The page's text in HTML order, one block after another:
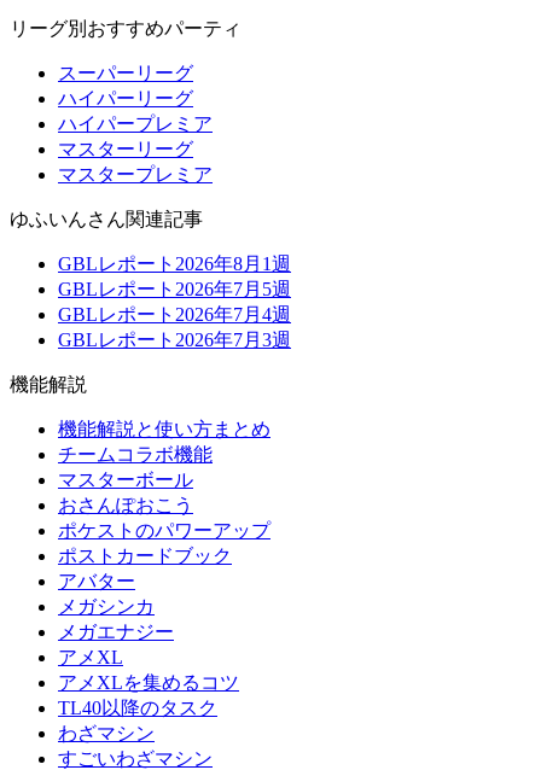
リーグ別おすすめパーティ
スーパーリーグ
ハイパーリーグ
ハイパープレミア
マスターリーグ
マスタープレミア
ゆふいんさん関連記事
GBLレポート2026年8月1週
GBLレポート2026年7月5週
GBLレポート2026年7月4週
GBLレポート2026年7月3週
機能解説
機能解説と使い方まとめ
チームコラボ機能
マスターボール
おさんぽおこう
ポケストのパワーアップ
ポストカードブック
アバター
メガシンカ
メガエナジー
アメXL
アメXLを集めるコツ
TL40以降のタスク
わざマシン
すごいわざマシン